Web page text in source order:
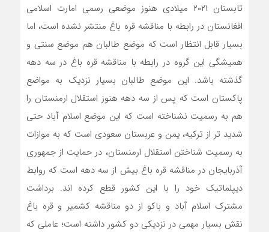
تابستان ۲۰۲۱ میلادی هنوز موضعی رسمی امارت اسلامی
افغانستان در رابطه با مناقشه قره باغ منتشر نشده است، اما
بسیار قابل انتظار است که موضع طالبان هم موضع سنتی و
همیشگی این گروه در رابطه با مناقشه قره باغ در سه دهه
گذشته باشد. این موضع طالبان بسیار نزدیک به مواضع
پاکستان است که پس از سه دهه هنوز استقلال ارمنستان را
هم به رسمیت نشناخته است که این موضع اسلام آباد حتی
شدید تر از ترکیه، یمن و عربستان سعودی است که به موازات
به رسمیت شناختن استقلال ارمنستان، در حمایت از جمهوری
آذربایجان در مناقشه قره باغ بیش از سه دهه است که روابط
دیپلماتیک خود را با این کشور قطع کرده اند. برداشت
مشترک اسلام آباد و باکو از دو مناقشه کشمیر و قره باغ
نقش بسیار مهمی در نزدیکی دو کشور داشته است؛ عاملی که